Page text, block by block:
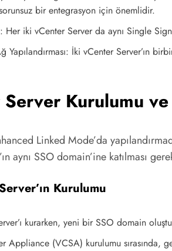
bir entegrasyon için önemlidir.
iki vCenter Server da aynı Single
Yapılandırması: İki vCenter Server’ın
Kurulumu ve
Linked Mode’da
aynı SSO domain’ine katılması
Kurulumu
kurarken, yeni bir SSO domain
Appliance (VCSA) kurulumu sırasında,